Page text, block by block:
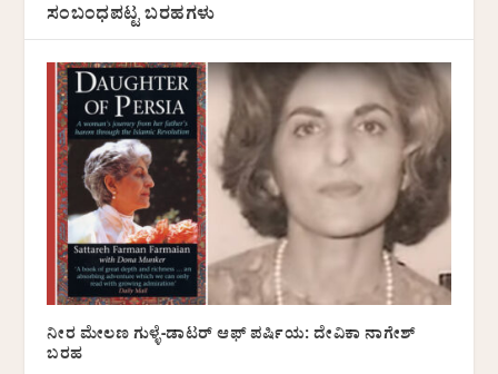
ಸಂಬಂಧಪಟ್ಟ ಬರಹಗಳು
ನೀರ ಮೇಲಣ ಗುಳ್ಳೆ-ಡಾಟರ್ ಆಫ್ ಪರ್ಷಿಯ: ದೇವಿಕಾ ನಾಗೇಶ್
ಬರಹ